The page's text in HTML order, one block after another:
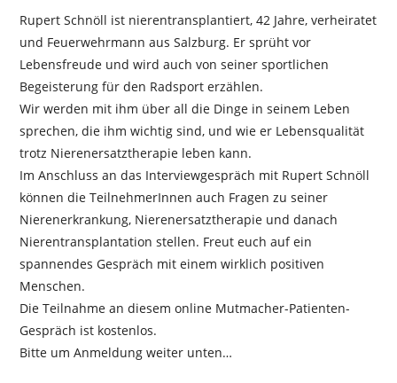
Rupert Schnöll ist nierentransplantiert, 42 Jahre, verheiratet
und Feuerwehrmann aus Salzburg. Er sprüht vor
Lebensfreude und wird auch von seiner sportlichen
Begeisterung für den Radsport erzählen.
Wir werden mit ihm über all die Dinge in seinem Leben
sprechen, die ihm wichtig sind, und wie er Lebensqualität
trotz Nierenersatztherapie leben kann.
Im Anschluss an das Interviewgespräch mit Rupert Schnöll
können die TeilnehmerInnen auch Fragen zu seiner
Nierenerkrankung, Nierenersatztherapie und danach
Nierentransplantation stellen. Freut euch auf ein
spannendes Gespräch mit einem wirklich positiven
Menschen.
Die Teilnahme an diesem online Mutmacher-Patienten-
Gespräch ist kostenlos.
Bitte um Anmeldung weiter unten…